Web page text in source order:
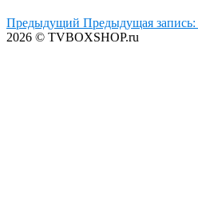
Предыдущий Предыдущая запись:
2026 © TVBOXSHOP.ru